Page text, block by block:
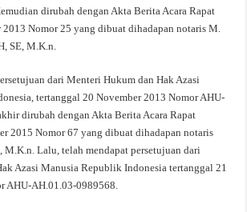
dirubah dengan Akta Berita Acara Rapat
Nomor 25 yang dibuat dihadapan notaris M.
SE, M.K.n.
dari Menteri Hukum dan Hak Azasi
tertanggal 20 November 2013 Nomor AHU-
dirubah dengan Akta Berita Acara Rapat
2015 Nomor 67 yang dibuat dihadapan notaris
M.K.n. Lalu, telah mendapat persetujuan dari
Azasi Manusia Republik Indonesia tertanggal 21
AHU-AH.01.03-0989568.